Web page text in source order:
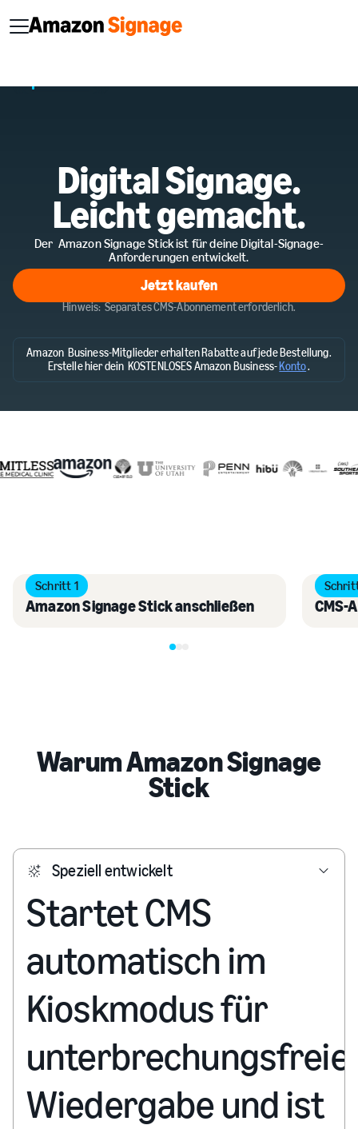
Digital Signage.
Leicht gemacht.
Der Amazon Signage Stick ist für deine Digital-Signage-
Anforderungen entwickelt.
Jetzt kaufen
Jetzt kaufen
Hinweis: Separates CMS-Abonnement erforderlich.
Amazon Business-Mitglieder erhalten Rabatte auf jede Bestellung.
Erstelle hier dein KOSTENLOSES Amazon Business- Konto.
Warum Amazon Signage
Stick
Speziell entwickelt
Startet CMS
automatisch im
Kioskmodus für
unterbrechungsfreie
Wiedergabe und ist
Schritt 1
Amazon Signage Stick anschließen CMS-